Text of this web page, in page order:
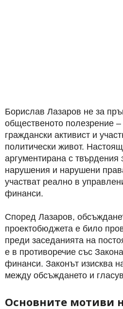
Борислав Лазаров не за
общественото полезрение –
граждански активист и
политически живот.
аргументирана с твърдения
нарушения и нарушени
участват реално в
финанси.
Според Лазаров,
проектобюджета е било
преди заседанията на
е в противоречие със
финанси. Законът изисква
между обсъждането и
Основните мотиви